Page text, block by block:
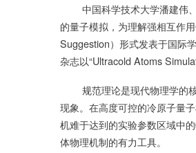
中国科学技术大学潘建伟、
的量子模拟，为理解强相互作
Suggestion）形式发表于国际
杂志以“Ultracold Atoms
规范理论是现代物理学的核
现象。在高度可控的冷原子量
机难于达到的实验参数区域中
体物理机制的有力工具。